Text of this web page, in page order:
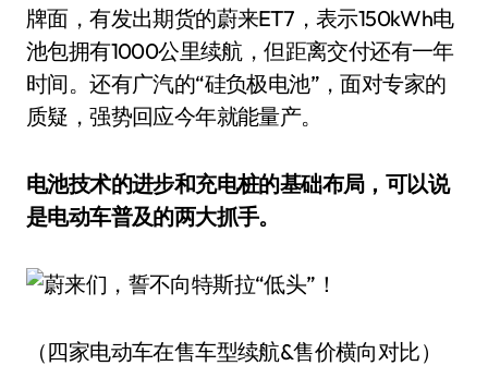
牌面，有发出期货的蔚来ET7，表示150kWh电
池包拥有1000公里续航，但距离交付还有一年
时间。还有广汽的“硅负极电池”，面对专家的
质疑，强势回应今年就能量产。
电池技术的进步和充电桩的基础布局，可以说
是电动车普及的两大抓手。
（四家电动车在售车型续航&售价横向对比）